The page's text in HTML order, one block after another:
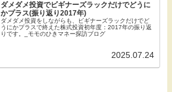
ダメダメ投資でビギナーズラックだけでどうに
かプラス(振り返り2017年)
ダメダメ投資をしながらも、ビギナーズラックだけでど
うにかプラスで終えた株式投資初年度：2017年の振り返
りです。_モモのひきマネー探訪ブログ
2025.07.24